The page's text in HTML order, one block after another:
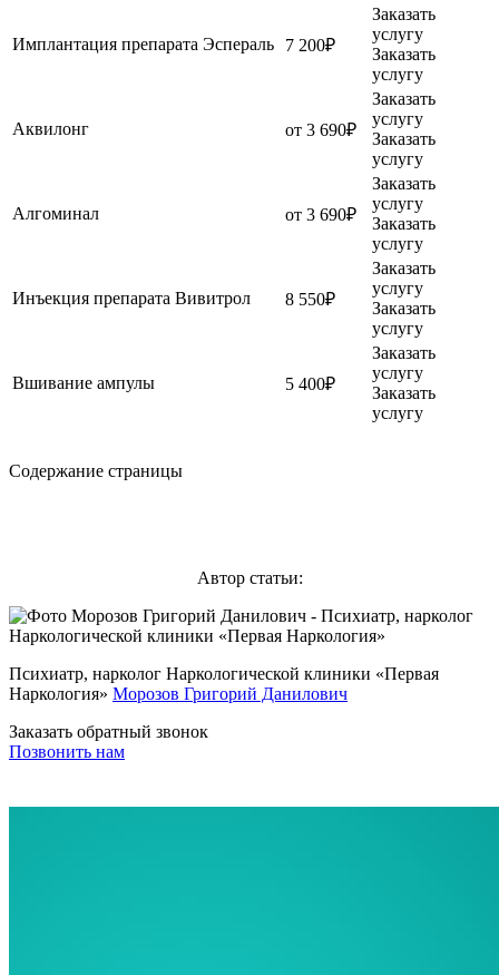
Имплантация препарата Эспераль 7 200₽
Заказать
услугу
Заказать
услугу
Аквилонг от 3 690₽
Заказать
услугу
Заказать
услугу
Алгоминал от 3 690₽
Заказать
услугу
Заказать
услугу
Инъекция препарата Вивитрол 8 550₽
Заказать
услугу
Заказать
услугу
Вшивание ампулы 5 400₽
Заказать
услугу
Заказать
услугу
Содержание страницы
Автор статьи:
Психиатр, нарколог Наркологической клиники «Первая
Наркология» Морозов Григорий Данилович
Заказать обратный звонок
Позвонить нам